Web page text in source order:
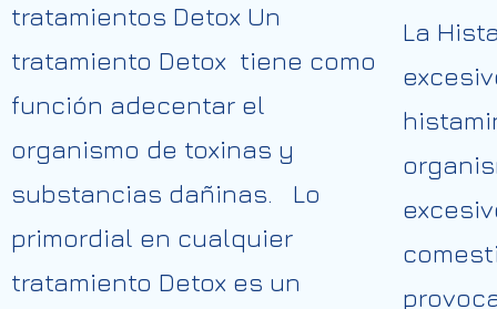
tratamientos Detox Un
tratamiento Detox tiene como
función adecentar el
organismo de toxinas y
substancias dañinas. Lo
primordial en cualquier
tratamiento Detox es un
La